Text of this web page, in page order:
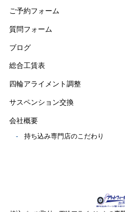
ご予約フォーム
質問フォーム
ブログ
総合工賃表
四輪アライメント調整
サスペンション交換
会社概要
持ち込み専門店のこだわり